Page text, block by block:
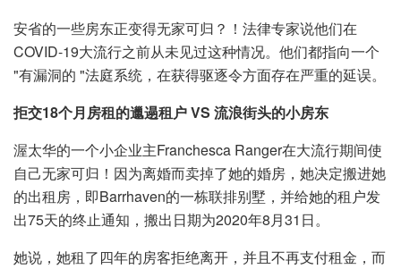
安省的一些房东正变得无家可归？！法律专家说他们在
COVID-19大流行之前从未见过这种情况。他们都指向一个
"有漏洞的 "法庭系统，在获得驱逐令方面存在严重的延误。
拒交18个月房租的邋遢租户 VS 流浪街头的小房东
渥太华的一个小企业主Franchesca Ranger在大流行期间使
自己无家可归！因为离婚而卖掉了她的婚房，她决定搬进她
的出租房，即Barrhaven的一栋联排别墅，并给她的租户发
出75天的终止通知，搬出日期为2020年8月31日。
她说，她租了四年的房客拒绝离开，并且不再支付租金，而